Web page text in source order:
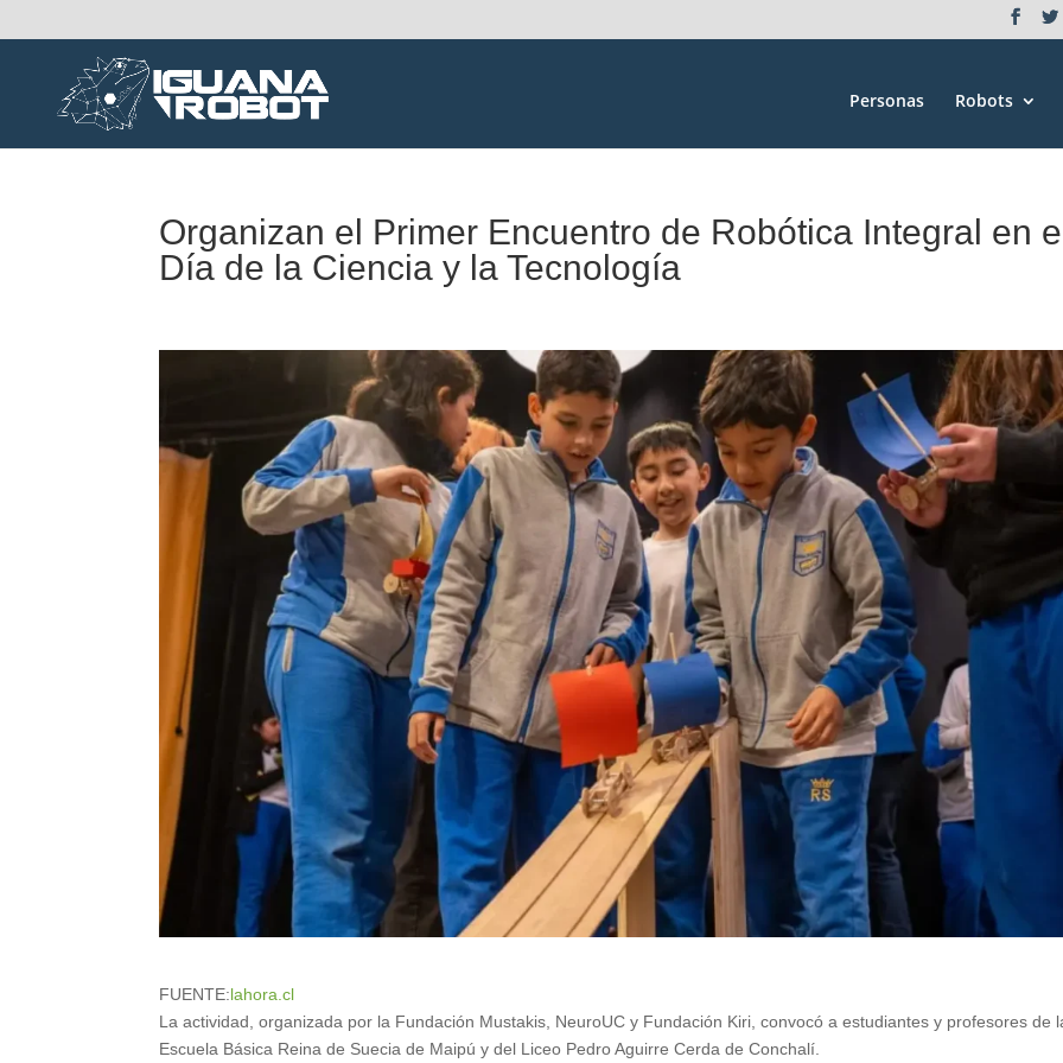
Personas Robots
Organizan el Primer Encuentro de Robótica Integral en
Día de la Ciencia y la Tecnología
FUENTE:lahora.cl
La actividad, organizada por la Fundación Mustakis, NeuroUC y Fundación Kiri, convocó a estudiantes y profesores de
Escuela Básica Reina de Suecia de Maipú y del Liceo Pedro Aguirre Cerda de Conchalí.